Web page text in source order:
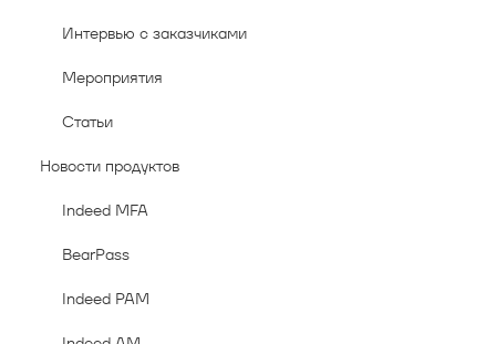
Интервью с заказчиками
Мероприятия
Статьи
Новости продуктов
Indeed MFA
BearPass
Indeed PAM